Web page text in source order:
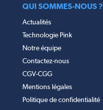
QUI SOMMES-NOUS ?
Actualités
Technologie Pink
Notre équipe
Contactez-nous
CGV-CGG
Mentions légales
Politique de confidentialité